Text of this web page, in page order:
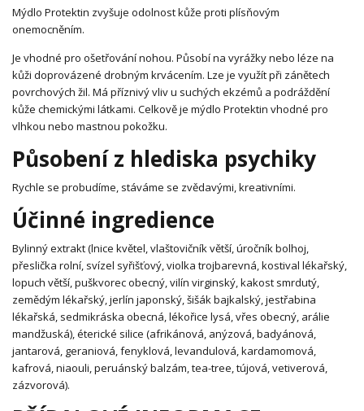
Mýdlo Protektin zvyšuje odolnost kůže proti plísňovým
onemocněním.
Je vhodné pro ošetřování nohou. Působí na vyrážky nebo léze na
kůži doprovázené drobným krvácením. Lze je využít při zánětech
povrchových žil. Má příznivý vliv u suchých ekzémů a podráždění
kůže chemickými látkami. Celkově je mýdlo Protektin vhodné pro
vlhkou nebo mastnou pokožku.
Působení z hlediska psychiky
Rychle se probudíme, stáváme se zvědavými, kreativními.
Účinné ingredience
Bylinný extrakt (lnice květel, vlaštovičník větší, úročník bolhoj,
přeslička rolní, svízel syřišťový, violka trojbarevná, kostival lékařský,
lopuch větší, puškvorec obecný, vilín virginský, kakost smrdutý,
zemědým lékařský, jerlín japonský, šišák bajkalský, jestřabina
lékařská, sedmikráska obecná, lékořice lysá, vřes obecný, arálie
mandžuská), éterické silice (afrikánová, anýzová, badyánová,
jantarová, geraniová, fenyklová, levandulová, kardamomová,
kafrová, niaouli, peruánský balzám, tea-tree, tújová, vetiverová,
zázvorová).